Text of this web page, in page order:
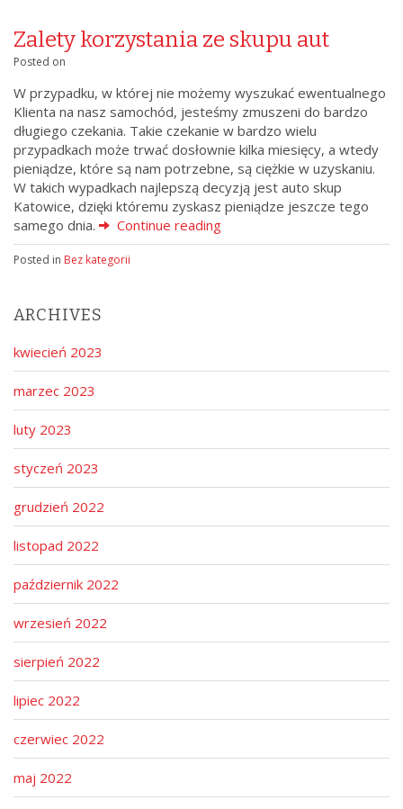
Zalety korzystania ze skupu aut
Posted on
W przypadku, w której nie możemy wyszukać ewentualnego
Klienta na nasz samochód, jesteśmy zmuszeni do bardzo
długiego czekania. Takie czekanie w bardzo wielu
przypadkach może trwać dosłownie kilka miesięcy, a wtedy
pieniądze, które są nam potrzebne, są ciężkie w uzyskaniu.
W takich wypadkach najlepszą decyzją jest auto skup
Katowice, dzięki któremu zyskasz pieniądze jeszcze tego
samego dnia.
Continue reading
Posted in Bez kategorii
ARCHIVES
kwiecień 2023
marzec 2023
luty 2023
styczeń 2023
grudzień 2022
listopad 2022
październik 2022
wrzesień 2022
sierpień 2022
lipiec 2022
czerwiec 2022
maj 2022